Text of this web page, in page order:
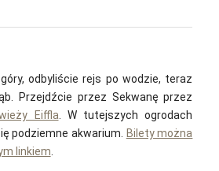
odbyliście rejs po wodzie, teraz
Przejdźcie przez Sekwanę przez
Eiffla . W tutejszych ogrodach
podziemne akwarium.
Bilety można
linkiem